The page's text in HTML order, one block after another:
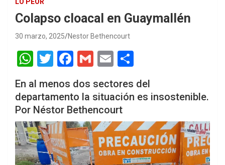
Colapso cloacal en Guaymallén
30 marzo, 2025 Nestor Bethencourt
W
h
at
s
A
p
p
T
tt
er
F
a
ce
b
o
o
k
G
ail
E
ail
h
ar
e
En al menos dos sectores del
departamento la situación es insostenible.
Por Néstor Bethencourt